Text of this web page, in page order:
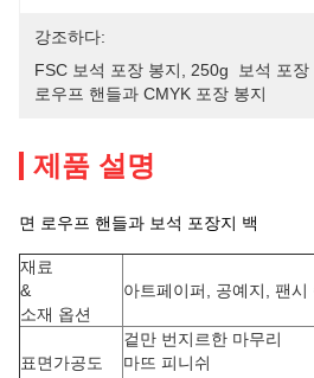
강조하다:
FSC 보석 포장 봉지
250g  보석 포장
로우프 핸들과 CMYK 포장 봉지
제품 설명
면 로우프 핸들과 보석 포장지 백
재료
&
소재 옵션
아트페이퍼, 공예지, 팬시
표면가공도
겉만 번지르한 마무리
마뜨 피니쉬